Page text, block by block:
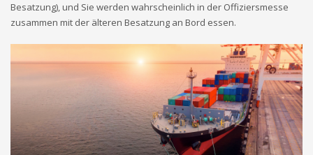
Besatzung), und Sie werden wahrscheinlich in der Offiziersmesse
zusammen mit der älteren Besatzung an Bord essen.